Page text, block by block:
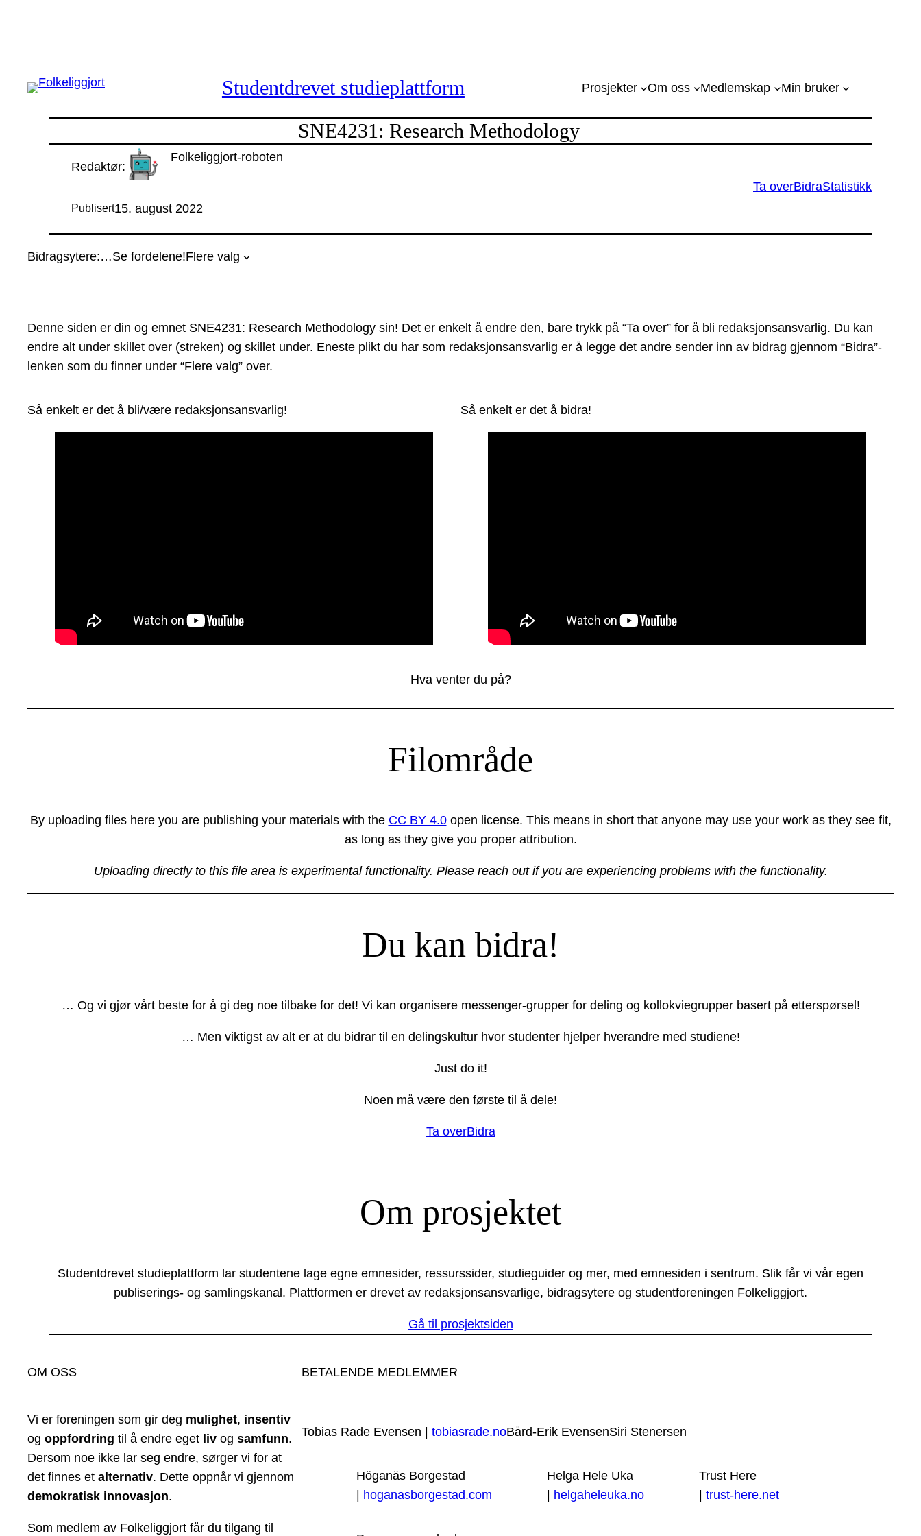
Studentdrevet studieplattform Prosjekter Om oss Medlemskap Min bruker
SNE4231: Research Methodology
Redaktør:
Folkeliggjort-roboten
Publisert15. august 2022
Ta overBidraStatistikk
Bidragsytere:…Se fordelene!Flere valg
Denne siden er din og emnet SNE4231: Research Methodology sin! Det er enkelt å endre den, bare trykk på “Ta over” for å bli redaksjonsansvarlig. Du kan
endre alt under skillet over (streken) og skillet under. Eneste plikt du har som redaksjonsansvarlig er å legge det andre sender inn av bidrag gjennom “Bidra”-
lenken som du finner under “Flere valg” over.
Så enkelt er det å bli/være redaksjonsansvarlig! Så enkelt er det å bidra!
Hva venter du på?
Filområde
By uploading files here you are publishing your materials with the CC BY 4.0open license. This means in short that anyone may use your work as they see fit,
as long as they give you proper attribution.
Uploading directly to this file area is experimental functionality. Please reach out if you are experiencing problems with the functionality.
Du kan bidra!
… Og vi gjør vårt beste for å gi deg noe tilbake for det! Vi kan organisere messenger-grupper for deling og kollokviegrupper basert på etterspørsel!
… Men viktigst av alt er at du bidrar til en delingskultur hvor studenter hjelper hverandre med studiene!
Just do it!
Noen må være den første til å dele!
Ta overBidra
Om prosjektet
Studentdrevet studieplattform lar studentene lage egne emnesider, ressurssider, studieguider og mer, med emnesiden i sentrum. Slik får vi vår egen
publiserings- og samlingskanal. Plattformen er drevet av redaksjonsansvarlige, bidragsytere og studentforeningen Folkeliggjort.
Gå til prosjektsiden
OM OSS
Vi er foreningen som gir deg mulighet, insentiv
og oppfordring til å endre eget liv og samfunn.
Dersom noe ikke lar seg endre, sørger vi for at
det finnes et alternativ. Dette oppnår vi gjennom
demokratisk innovasjon.
Som medlem av Folkeliggjort får du tilgang til
BETALENDE MEDLEMMER
Tobias Rade Evensen | tobiasrade.noBård-Erik EvensenSiri Stenersen
Höganäs Borgestad
| hoganasborgestad.com
Helga Hele Uka
| helgaheleuka.no
Trust Here
| trust-here.net